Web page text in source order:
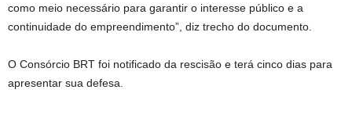
como meio necessário para garantir o interesse público e a
continuidade do empreendimento”, diz trecho do documento.
O Consórcio BRT foi notificado da rescisão e terá cinco dias para
apresentar sua defesa.